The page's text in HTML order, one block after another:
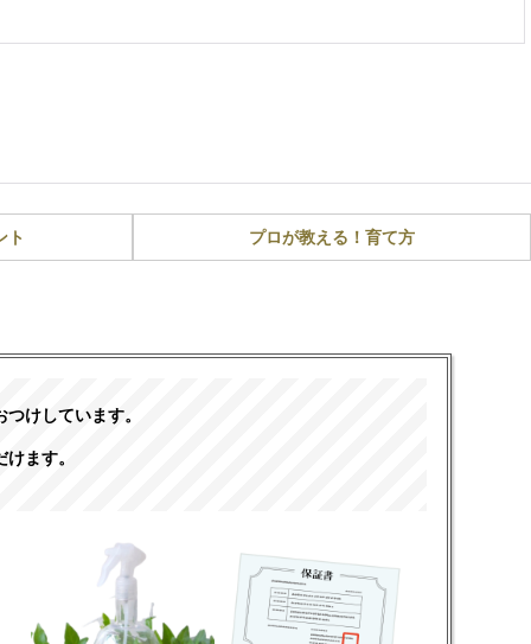
ト プロが教える！育て方
けしています。
ます。